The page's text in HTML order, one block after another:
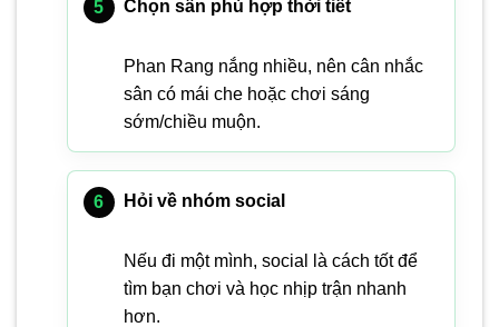
Chọn sân phù hợp thời tiết
Phan Rang nắng nhiều, nên cân nhắc
sân có mái che hoặc chơi sáng
sớm/chiều muộn.
Hỏi về nhóm social
Nếu đi một mình, social là cách tốt để
tìm bạn chơi và học nhịp trận nhanh
hơn.